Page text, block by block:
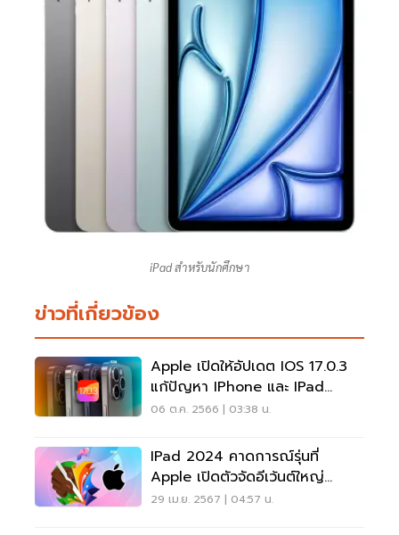
iPad สำหรับนักศึกษา
ข่าวที่เกี่ยวข้อง
Apple เปิดให้อัปเดต IOS 17.0.3
แก้ปัญหา IPhone และ IPad
เครื่องร้อน
06 ต.ค. 2566 | 03:38 น.
IPad 2024 คาดการณ์รุ่นที่
Apple เปิดตัวจัดอีเว้นต์ใหญ่
ถ่ายทอดสดทางออนไลน์
29 เม.ย. 2567 | 04:57 น.